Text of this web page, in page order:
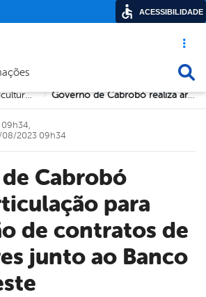
Acesso
de navegação
Secretaria de Agricultura e Meio Ambiente > Governo de Cabrobó realiza articulação para renovação de contratos de produtores junto ao Banco do Nordeste
para
de contratos de
junto ao Banco
2023 09h34
ACESSIBILIDADE